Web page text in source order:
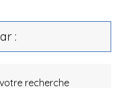
:
recherche